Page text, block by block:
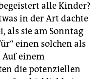
alle Kinder?
in der Art dachte
als sie am Sonntag
einen solchen als
einem
die potenziellen